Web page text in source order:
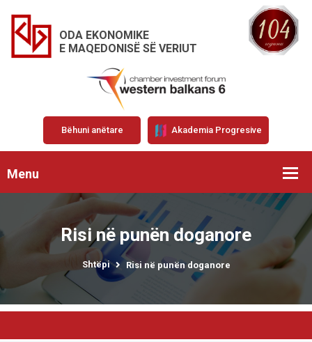
ODA EKONOMIKE
E MAQEDONISË SË VERIUT
Bëhuni anëtare Akademia Progresive
Menu
Risi në punën doganore
Shtëpi Risi në punën doganore